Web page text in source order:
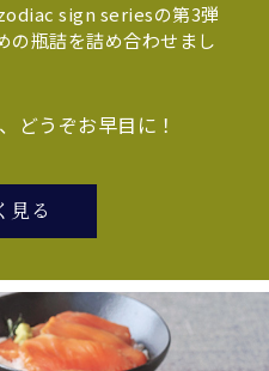
sign seriesの第3弾
の瓶詰を詰め合わせまし
どうぞお早目に！
見る